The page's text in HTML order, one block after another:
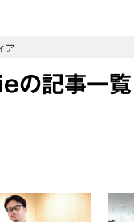
ア
の記事一覧